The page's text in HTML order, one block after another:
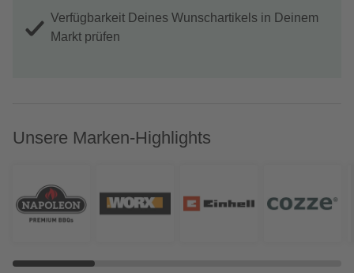
Verfügbarkeit Deines Wunschartikels in Deinem
Markt prüfen
Unsere Marken-Highlights